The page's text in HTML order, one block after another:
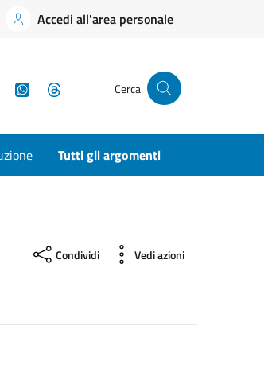
Accedi all'area personale
TelegramWhatsApp Cerca
Tutti gli argomenti
Condividi Vedi azioni